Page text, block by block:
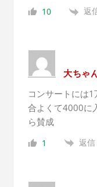
10 返
大ちゃ
コンサートには
合よくて4000に
ら賛成
1 返信